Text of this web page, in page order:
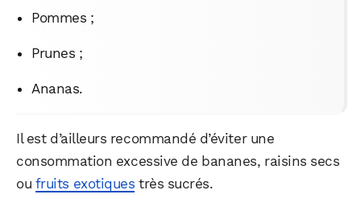
Pommes ;
Prunes ;
Ananas.
Il est d’ailleurs recommandé d’éviter une
consommation excessive de bananes, raisins secs
ou fruits exotiques très sucrés.